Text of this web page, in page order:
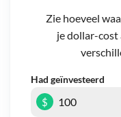
Zie hoeveel
je dollar-cost
Had geïnvesteerd
$